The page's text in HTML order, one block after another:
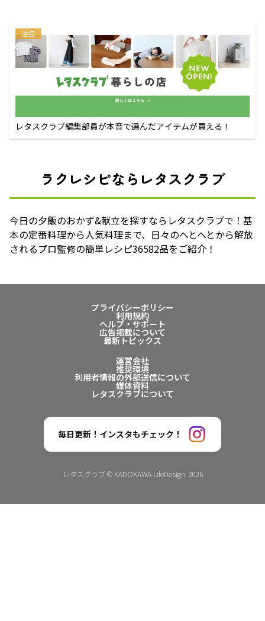
注目
レタスクラブ編集部員が本音で選んだアイテムが買える！
ラクレシピならレタスクラブ
今日の夕飯のおかず&献立を探すならレタスクラブで！基
本の定番料理から人気料理まで、日々のへとへとから解放
されるプロ監修の簡単レシピ36582品をご紹介！
プライバシーポリシー
利用規約
ヘルプ・サポート
広告掲載について
最新トピックス
運営会社
推奨環境
利用者情報の外部送信について
媒体資料
レタスクラブについて
毎日更新！インスタもチェック！
レタスクラブ © KADOKAWA LifeDesign. 2026